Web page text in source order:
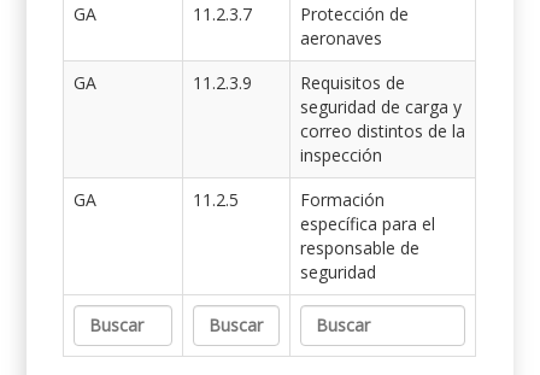
GA
11.2.3.7
Protección de
aeronaves
GA
11.2.3.9
Requisitos de
seguridad de carga y
correo distintos de la
inspección
GA
11.2.5
Formación
específica para el
responsable de
seguridad